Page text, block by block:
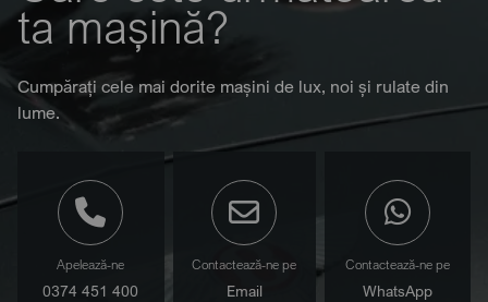
ta mașină?
Cumpărați cele mai dorite mașini de lux, noi și rulate din
lume.
Apelează-ne
0374 451 400
Contactează-ne pe
Email
Contactează-ne pe
WhatsApp